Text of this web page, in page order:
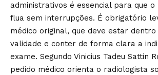
administrativos é essencial para que o
flua sem interrupções. É obrigatório
médico original, que deve estar
validade e conter de forma clara a
exame. Segundo Vinicius Tadeu Sattin
pedido médico orienta o radiologista